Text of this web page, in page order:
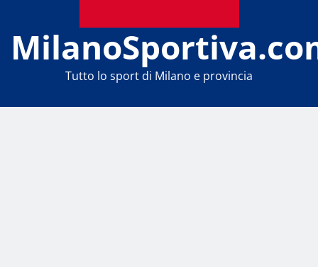
Tutto lo sport di Milano e provincia